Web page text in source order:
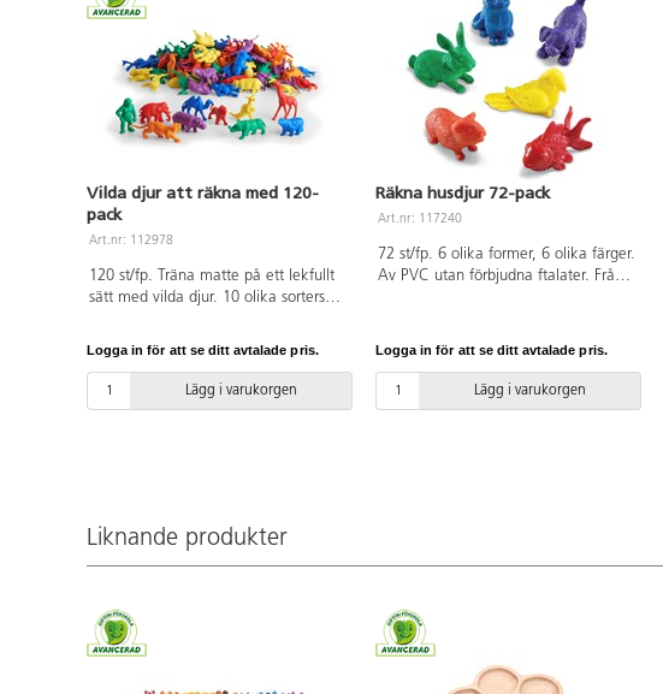
Vilda djur att räkna med 120-
pack
Art.nr: 112978
120 st/fp. Träna matte på ett lekfullt
sätt med vilda djur. 10 olika sorters
Minsta djuret ca 5 cm. Av TPR. PVC-
fri.
Logga in för att se ditt avtalade pris.
Lägg i varukorgen
Räkna husdjur 72-pack
Art.nr: 117240
72 st/fp. 6 olika former, 6 olika färger.
Av PVC utan förbjudna ftalater. Från
Logga in för att se ditt avtalade pris.
Lägg i varukorgen
Liknande produkter